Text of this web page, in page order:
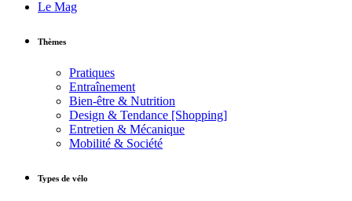
Le Mag
Thèmes
Pratiques
Entraînement
Bien-être & Nutrition
Design & Tendance [Shopping]
Entretien & Mécanique
Mobilité & Société
Types de vélo